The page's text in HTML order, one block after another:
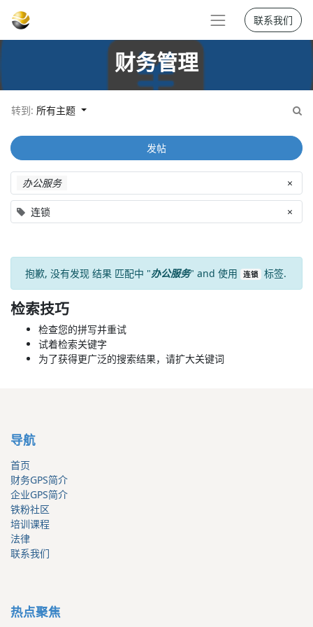
联系我们
财务管理
转到: 所有主题
办公服务 ×
连锁 ×
发帖
抱歉, 没有发现 结果 匹配中 "办公服务" and 使用 连锁 标签.
检索技巧
检查您的拼写并重试
试着检索关键字
为了获得更广泛的搜索结果，请扩大关键词
导航
首页
财务GPS简介
企业GPS简介
铁粉社区
培训课程
法律
联系我们
热点聚焦